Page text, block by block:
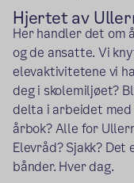
Hjertet av
Her handler det om
og de ansatte. Vi
elevaktivitetene vi
deg i skolemiljøet?
delta i arbeidet med
årbok? Alle for
Elevråd? Sjakk?
bånder. Hver dag.